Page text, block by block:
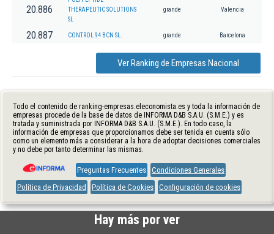
20.886
THERAPEUTIC SOLUTIONS
SL
grande Valencia
20.887 CONTROL 94 BCN SL. grande Barcelona
Ver Ranking de Empresas Nacional
Todo el contenido de ranking-empresas.eleconomista.es y toda la información de
empresas procede de la base de datos de INFORMA D&B S.A.U. (S.M.E.) y es
tratada y suministrada por INFORMA D&B S.A.U. (S.M.E.). En todo caso, la
información de empresas que proporcionamos debe ser tenida en cuenta sólo
como un elemento más a considerar a la hora de adoptar decisiones comerciales
y no debe por tanto determinar las mismas.
Preguntas Frecuentes Condiciones Generales
Política de Privacidad
Política de Cookies Configuración de cookies
Hay más por ver